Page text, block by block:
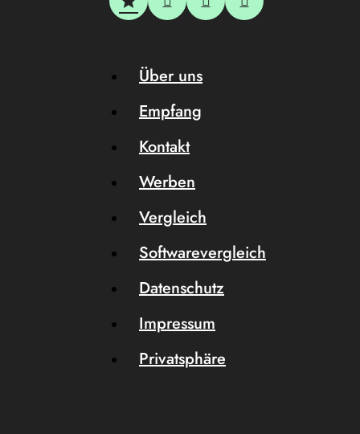
Über uns
Empfang
Kontakt
Werben
Vergleich
Softwarevergleich
Datenschutz
Impressum
Privatsphäre